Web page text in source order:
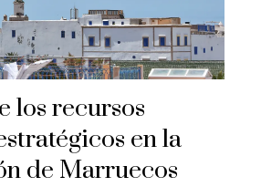
los recursos
en la
de Marruecos